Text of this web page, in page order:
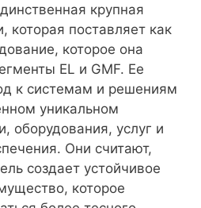
крупная
которая поставляет как
которое она
EL и GMF. Ее
к системам и решениям
уникальном
оборудования, услуг и
Они считают,
создает устойчивое
которое